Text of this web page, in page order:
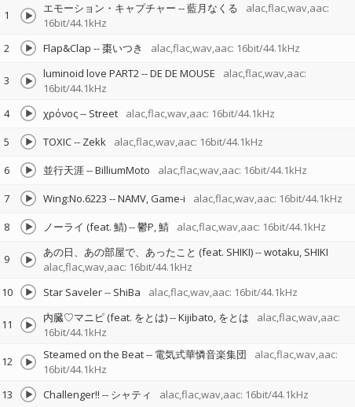
1 エモーション・キャプチャー --藍月なくる
alac,flac,wav,aac:
16bit/44.1kHz
2 Flap&Clap --棗いつき alac,flac,wav,aac: 16bit/44.1kHz
3 luminoid love PART2--DE DE MOUSE
alac,flac,wav,aac:
16bit/44.1kHz
4 χρόνος-- Street alac,flac,wav,aac: 16bit/44.1kHz
5
TOXIC-- Zekk alac,flac,wav,aac: 16bit/44.1kHz
6
並行天涯--BilliumMoto alac,flac,wav,aac: 16bit/44.1kHz
7
Wing:No.6223 --NAMV Game-i alac,flac,wav,aac: 16bit/44.1kHz
8
ノーライ (feat. 鯖)--鬱P 鯖 alac,flac,wav,aac: 16bit/44.1kHz
9 あの日、あの部屋で、あったこと (feat. SHIKI)--wotaku SHIKI
alac,flac,wav,aac: 16bit/44.1kHz
10 Star Saveler-- ShiBa alac,flac,wav,aac: 16bit/44.1kHz
11 内臓♡マニピ (feat. をとは)--Kijibato をとは
alac,flac,wav,aac:
16bit/44.1kHz
12 Steamed on the Beat-- 電気式華憐音楽集団
alac,flac,wav,aac:
16bit/44.1kHz
13 Challenger!! -- シャティ alac,flac,wav,aac: 16bit/44.1kHz